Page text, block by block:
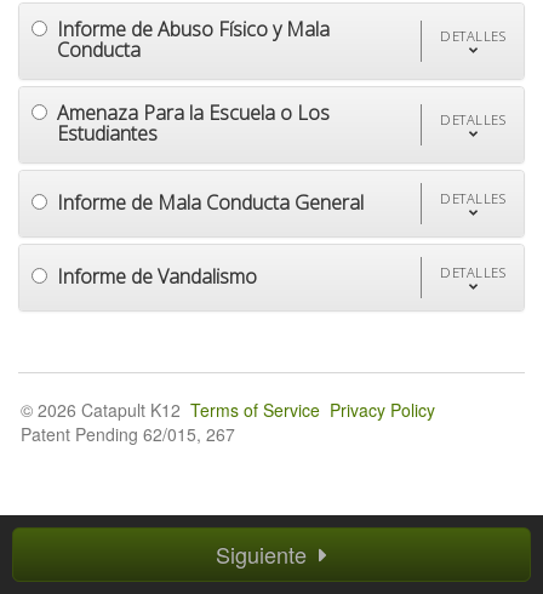
Informe de Abuso Físico y Mala
Conducta
DETALLES
Amenaza Para la Escuela o Los
Estudiantes
DETALLES
Informe de Mala Conducta General DETALLES
Informe de Vandalismo DETALLES
Siguiente
© 2026 Catapult K12 Terms of Service Privacy Policy
Patent Pending 62/015, 267